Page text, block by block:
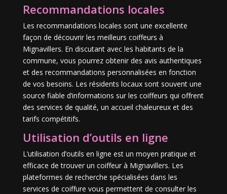
Recommandations locales
Les recommandations locales sont une excellente
façon de découvrir les meilleurs coiffeurs à
Mignavillers. En discutant avec les habitants de la
commune, vous pourrez obtenir des avis authentiques
et des recommandations personnalisées en fonction
de vos besoins. Les résidents locaux sont souvent une
source fiable d’informations sur les coiffeurs qui offrent
des services de qualité, un accueil chaleureux et des
tarifs compétitifs.
Utilisation d’outils en ligne
L’utilisation d’outils en ligne est un moyen pratique et
efficace de trouver un coiffeur à Mignavillers. Les
plateformes de recherche spécialisées dans les
services de coiffure vous permettent de consulter les